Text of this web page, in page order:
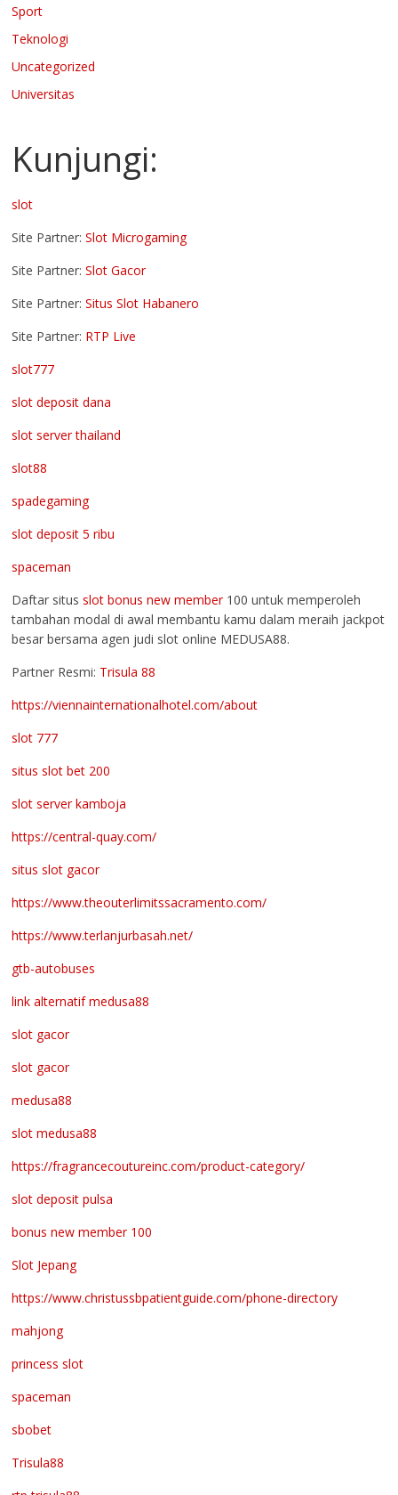
Sport
Teknologi
Uncategorized
Universitas
Kunjungi:
slot
Site Partner:Slot Microgaming
Site Partner:Slot Gacor
Site Partner:Situs Slot Habanero
Site Partner: RTP Live
slot777
slot deposit dana
slot server thailand
slot88
spadegaming
slot deposit 5 ribu
spaceman
Daftar situsslot bonus new member100 untuk memperoleh
tambahan modal di awal membantu kamu dalam meraih jackpot
besar bersama agen judi slot online MEDUSA88.
Partner Resmi: Trisula 88
https://viennainternationalhotel.com/about
slot 777
situs slot bet 200
slot server kamboja
https://central-quay.com/
situs slot gacor
https://www.theouterlimitssacramento.com/
https://www.terlanjurbasah.net/
gtb-autobuses
link alternatif medusa88
slot gacor
slot gacor
medusa88
slot medusa88
https://fragrancecoutureinc.com/product-category/
slot deposit pulsa
bonus new member 100
Slot Jepang
https://www.christussbpatientguide.com/phone-directory
mahjong
princess slot
spaceman
sbobet
Trisula88